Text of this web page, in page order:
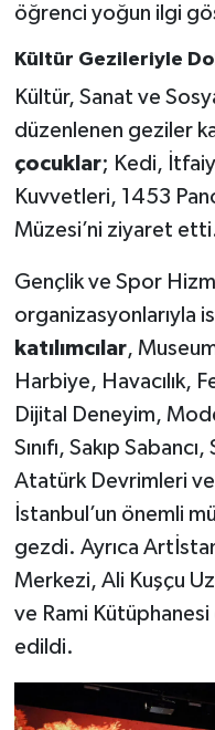
öğrenci yoğun ilgi
Kültür Gezileriyle
Kültür, Sanat ve
düzenlenen geziler
çocuklar; Kedi,
Kuvvetleri, 1453
Müzesi’ni ziyaret
Gençlik ve Spor
organizasyonlarıyla
katılımcılar,
Harbiye, Havacılık,
Dijital Deneyim,
Sınıfı, Sakıp
Atatürk Devrimleri
İstanbul’un önemli
gezdi. Ayrıca
Merkezi, Ali Kuşçu
ve Rami
edildi.